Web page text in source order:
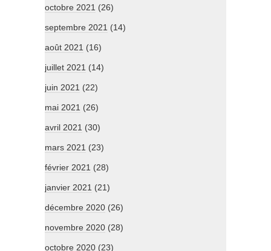
octobre 2021 (26)
septembre 2021 (14)
août 2021 (16)
juillet 2021 (14)
juin 2021 (22)
mai 2021 (26)
avril 2021 (30)
mars 2021 (23)
février 2021 (28)
janvier 2021 (21)
décembre 2020 (26)
novembre 2020 (28)
octobre 2020 (23)